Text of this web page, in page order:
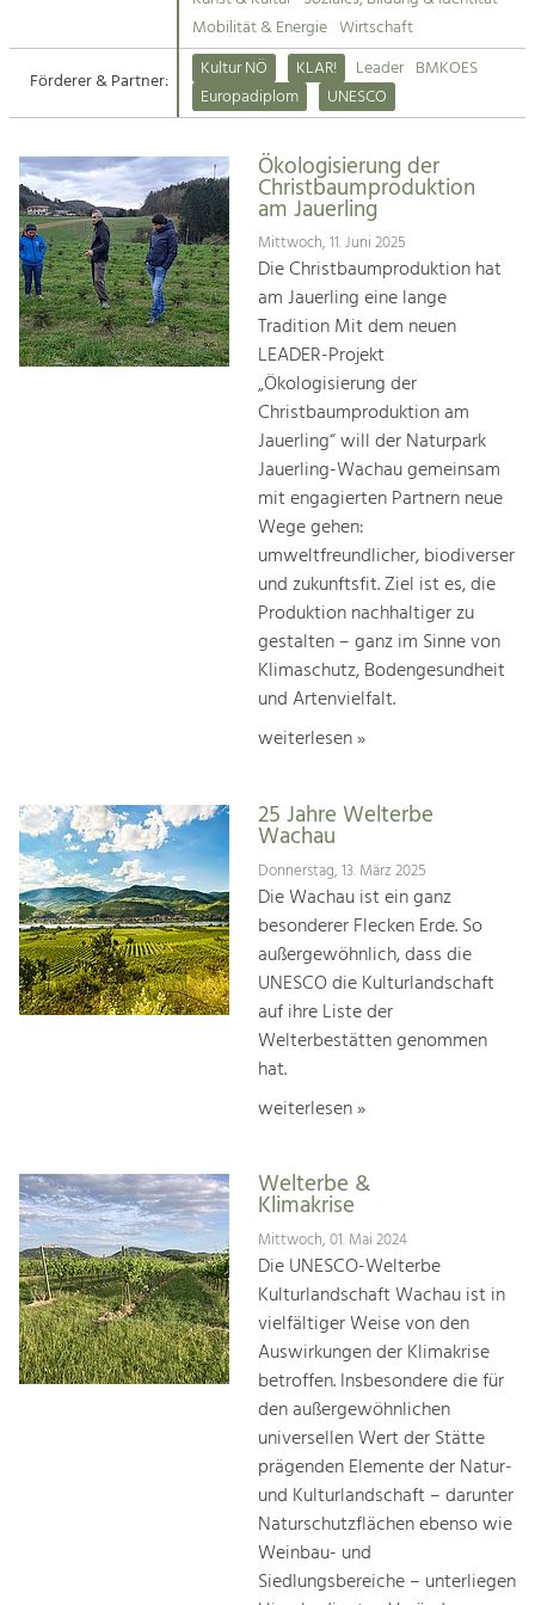
Suche
Impressum
Kontakt
Tourismus
Angebotsentwicklung und
Kunst & Kultur
Handwerk, Wissenschaft und Forschung.
Soziales, Bildung &
Identität
Gleichberechtigung, Jugend und
Integration
Mobilität & Energie
Klimawandel, öffentlicher Verkehr und
Steigerung regionaler Wertschöpfung
Mobilität & Energie Wirtschaft
Förderer & Partner:
Kultur NÖ KLAR! Leader BMKOES
Europadiplom
UNESCO
Ökologisierung der
Christbaumproduktion
am Jauerling
Mittwoch, 11. Juni 2025
Die Christbaumproduktion hat
am Jauerling eine lange
Tradition Mit dem neuen
LEADER-Projekt
„Ökologisierung der
Christbaumproduktion am
Jauerling“ will der Naturpark
Jauerling-Wachau gemeinsam
mit engagierten Partnern neue
Wege gehen:
umweltfreundlicher, biodiverser
und zukunftsfit. Ziel ist es, die
Produktion nachhaltiger zu
gestalten – ganz im Sinne von
Klimaschutz, Bodengesundheit
und Artenvielfalt.
weiterlesen »
25 Jahre Welterbe
Wachau
Donnerstag, 13. März 2025
Die Wachau ist ein ganz
besonderer Flecken Erde. So
außergewöhnlich, dass die
UNESCO die Kulturlandschaft
auf ihre Liste der
Welterbestätten genommen
hat.
weiterlesen »
Welterbe &
Klimakrise
Mittwoch, 01. Mai 2024
Die UNESCO-Welterbe
Kulturlandschaft Wachau ist in
vielfältiger Weise von den
Auswirkungen der Klimakrise
betroffen. Insbesondere die für
den außergewöhnlichen
universellen Wert der Stätte
prägenden Elemente der Natur-
und Kulturlandschaft – darunter
Naturschutzflächen ebenso wie
Weinbau- und
Siedlungsbereiche – unterliegen